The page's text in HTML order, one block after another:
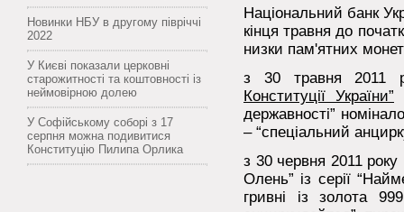
Новинки НБУ в другому півріччі
2022
У Києві показали церковні
старожитності та коштовності із
неймовірною долею
У Софійському соборі з 17
серпня можна подивитися
Конституцію Пилипа Орлика
Національний банк
кінця травня до
низки пам'ятних
з 30 травня 2011
Конституції України”
державності”
– “спеціальний
з 30 червня 2011 року
Олень” із серії
гривні із золота